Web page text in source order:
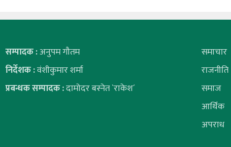
सम्पादक :अनुपम गौतम
निर्देशक :वंशीकुमार शर्मा
प्रबन्धक सम्पादक :दामोदर बस्नेत `राकेश´
समाचार
राजनीति
समाज
आर्थिक
अपराध